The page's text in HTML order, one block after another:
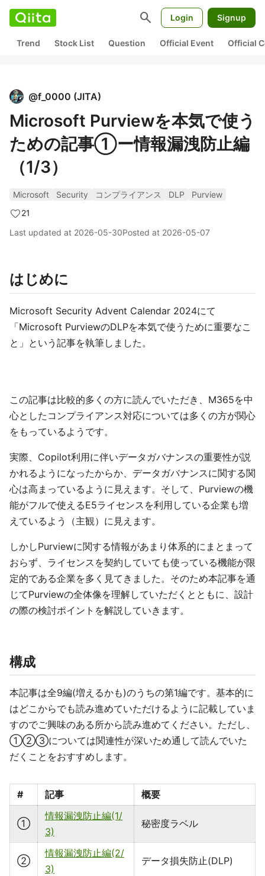
search Login Signup
Trend Stock List Question Official Event Official
@f_0000 (JITA)
Microsoft Purviewを本気で使う
ための記事①ー情報漏洩防止編
（1/3）
Microsoft Security コンプライアンス DLP
Purview
21
Last updated at 2026-05-30Posted at 2026-05-07
はじめに
Microsoft Security Advent Calendar 2024にて
「Microsoft PurviewのDLPを本気で使うために重要なこ
と」という記事を執筆しました。
この記事は比較的多くの方に読んでいただき、M365を中
心としたコンプライアンス対応については多くの方が関心
をもっているようです。
実際、Copilot利用に伴いデータガバナンスの重要性が説
かれるようになったからか、データガバナンスに関する関
心は高まっているように見えます。そして、Purviewの機
能がフルで使えるE5ライセンスを利用している企業も増
えているよう（主観）に見えます。
しかしPurviewに関する情報があまり体系的にまとまって
おらず、ライセンスを契約していても使っている機能が限
定的である企業を多く見てきました。そのため本記事を通
じてPurviewの全体像を理解していただくとともに、設計
の際の検討ポイントを解説していきます。
構成
本記事は全9編(増えるかも)のうちの第1編です。基本的に
はどこからでも読み進めていただけるように記載していま
すのでご興味のある所から読み進めてください。ただし、
①②③については関連性が深いため通して読んでいた
だくことをおすすめします。
# 記事 概要
①
情報漏洩防止編(1/
3)
秘密度ラベル
②
情報漏洩防止編(2/
3)
データ損失防止(DLP)